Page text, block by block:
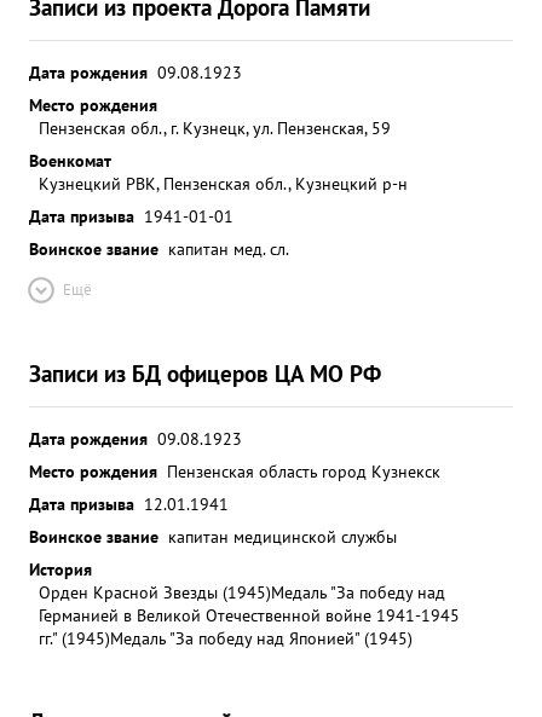
Записи из проекта Дорога Памяти
Дата рождения 09.08.1923
Место рождения
Пензенская обл., г. Кузнецк, ул. Пензенская, 59
Военкомат
Кузнецкий РВК, Пензенская обл., Кузнецкий р-н
Дата призыва 1941-01-01
Воинское звание капитан мед. сл.
Ещё
Записи из БД офицеров ЦА МО РФ
Дата рождения 09.08.1923
Место рождения Пензенская область город Кузнекск
Дата призыва 12.01.1941
Воинское звание капитан медицинской службы
История
Орден Красной Звезды (1945)Медаль "За победу над
Германией в Великой Отечественной войне 1941-1945
гг." (1945)Медаль "За победу над Японией" (1945)